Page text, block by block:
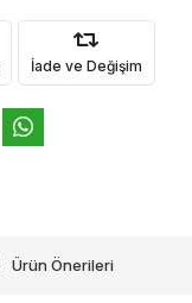
İade ve Değişim
Ürün Önerileri